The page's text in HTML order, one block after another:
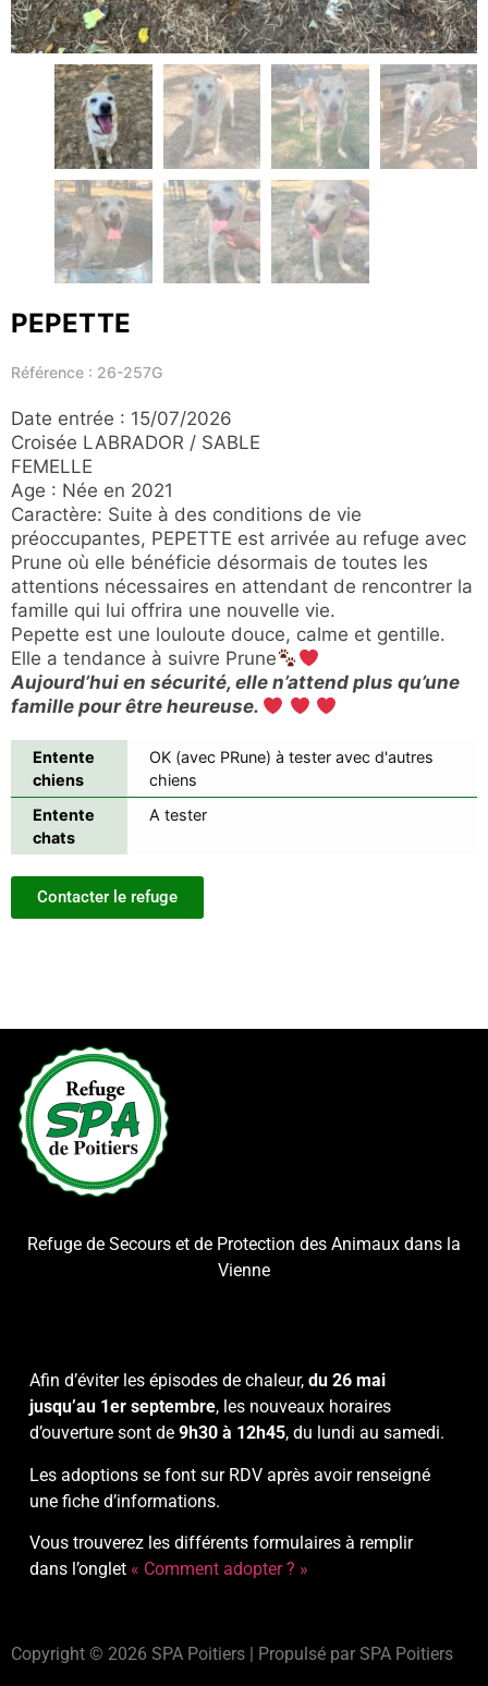
PEPETTE
Référence : 26-257G
Date entrée : 15/07/2026
Croisée LABRADOR / SABLE
FEMELLE
Age : Née en 2021
Caractère: Suite à des conditions de vie
préoccupantes, PEPETTE est arrivée au refuge avec
Prune où elle bénéficie désormais de toutes les
attentions nécessaires en attendant de rencontrer la
famille qui lui offrira une nouvelle vie.
Pepette est une louloute douce, calme et gentille.
Elle a tendance à suivre Prune
Aujourd’hui en sécurité, elle n’attend plus qu’une
famille pour être heureuse.
Entente
chiens
OK (avec PRune) à tester avec d'autres
chiens
Entente
chats
A tester
Contacter le refuge
Refuge de Secours et de Protection des Animaux dans la
Vienne
Afin d’éviter les épisodes de chaleur,du 26 mai
jusqu’au 1er septembre, les nouveaux horaires
d’ouverture sont de9h30 à 12h45, du lundi au samedi.
Les adoptions se font sur RDV après avoir renseigné
une fiche d’informations.
Vous trouverez les différents formulaires à remplir
dans l’onglet « Comment adopter ? »
Copyright © 2026 SPA Poitiers | Propulsé par SPA Poitiers